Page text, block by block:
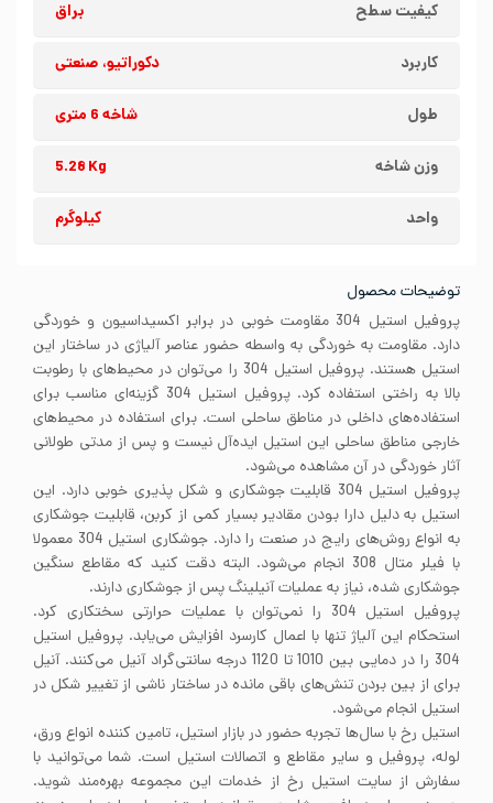
کیفیت سطح براق
کاربرد دکوراتیو، صنعتی
طول شاخه 6 متری
وزن شاخه 5.28 Kg
واحد کیلوگرم
توضیحات محصول
پروفیل استیل 304 مقاومت خوبی در برابر اکسیداسیون و خوردگی
دارد. مقاومت به خوردگی به واسطه حضور عناصر آلیاژی در ساختار این
استیل هستند. پروفیل استیل 304 را می‌توان در محیط‌های با رطوبت
بالا به راختی استفاده کرد. پروفیل استیل 304 گزینه‌ای مناسب برای
استفاده‌های داخلی در مناطق ساحلی است. برای استفاده در محیط‌های
خارجی مناطق ساحلی این استیل ایده‌آل نیست و پس از مدتی طولانی
آثار خوردگی در آن مشاهده می‌شود.
پروفیل استیل 304 قابلیت جوشکاری و شکل پذیری خوبی دارد. این
استیل به دلیل دارا بودن مقادیر بسیار کمی از کربن، قابلیت جوشکاری
به انواع روش‌های رایج در صنعت را دارد. جوشکاری استیل 304 معمولا
با فیلر متال 308 انجام می‌شود. البته دقت کنید که مقاطع سنگین
جوشکاری شده، نیاز به عملیات آنیلینگ پس از جوشکاری دارند.
پروفیل استیل 304 را نمی‌توان با عملیات حرارتی سختکاری کرد.
استحکام این آلیاژ تنها با اعمال کارسرد افزایش می‌یابد. پروفیل استیل
304 را در دمایی بین 1010 تا 1120 درجه سانتی‌گراد آنیل می‌کنند. آنیل
برای از بین بردن تنش‌های باقی مانده در ساختار ناشی از تغییر شکل در
استیل انجام می‌شود.
استیل رخ با سال‌ها تجربه حضور در بازار استیل، تامین کننده انواع ورق،
لوله، پروفیل و سایر مقاطع و اتصالات استیل است. شما می‌توانید با
سفارش از سایت استیل رخ از خدمات این مجموعه بهره‌مند شوید.